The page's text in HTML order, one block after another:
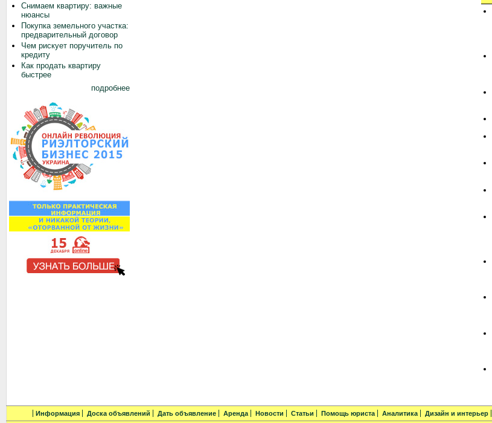
Снимаем квартиру: важные
нюансы
Покупка земельного участка:
предварительный договор
Чем рискует поручитель по
кредиту
Как продать квартиру
быстрее
подробнее
Информация Доска объявлений Дать объявление Аренда Новости Статьи Помощь юриста Аналитика Дизайн и интерьер